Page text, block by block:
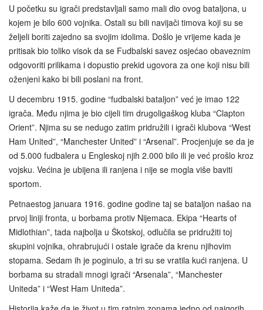
U početku su igrači predstavljali samo mali dio ovog bataljona, u
kojem je bilo 600 vojnika. Ostali su bili navijači timova koji su se
željeli boriti zajedno sa svojim idolima. Došlo je vrijeme kada je
pritisak bio toliko visok da se Fudbalski savez osjećao obaveznim
odgovoriti prilikama i dopustio prekid ugovora za one koji nisu bili
oženjeni kako bi bili poslani na front.
U decembru 1915. godine “fudbalski bataljon” već je imao 122
igrača. Među njima je bio cijeli tim drugoligaškog kluba “Clapton
Orient”. Njima su se nedugo zatim pridružili i igrači klubova “West
Ham United”, “Manchester United” i “Arsenal”. Procjenjuje se da je
od 5.000 fudbalera u Engleskoj njih 2.000 bilo ili je već prošlo kroz
vojsku. Većina je ubijena ili ranjena i nije se mogla više baviti
sportom.
Petnaestog januara 1916. godine godine taj se bataljon našao na
prvoj liniji fronta, u borbama protiv Nijemaca. Ekipa “Hearts of
Midlothian”, tada najbolja u Škotskoj, odlučila se pridružiti toj
skupini vojnika, ohrabrujući i ostale igrače da krenu njihovim
stopama. Sedam ih je poginulo, a tri su se vratila kući ranjena. U
borbama su stradali mnogi igrači “Arsenala”, “Manchester
Uniteda” i “West Ham Uniteda”.